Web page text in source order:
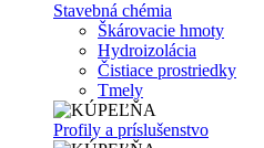
Stavebná chémia
Škárovacie hmoty
Hydroizolácia
Čistiace prostriedky
Tmely
Profily a príslušenstvo